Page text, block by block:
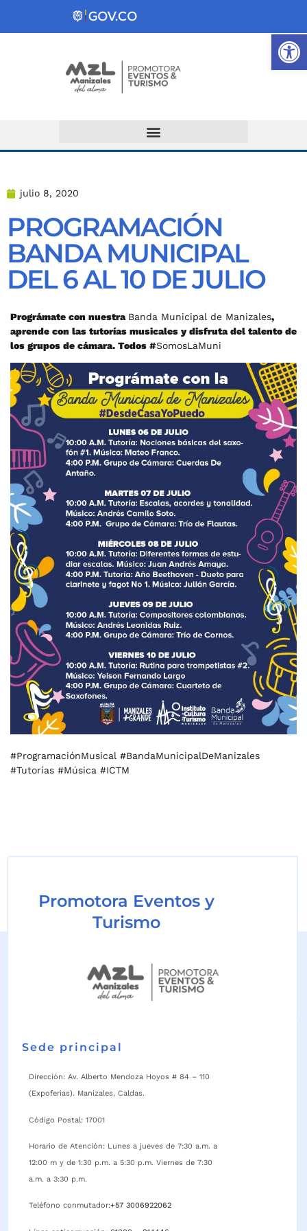
julio 8, 2020
PROGRAMACIÓN
BANDA MUNICIPAL
DEL 6 AL 10 DE JULIO
Prográmate con nuestra Banda Municipal de Manizales,
aprende con las tutorías musicales y disfruta del talento de
los grupos de cámara. Todos #SomosLaMuni
#ProgramaciónMusical #BandaMunicipalDeManizales
#Tutorías #Música #ICTM
Promotora Eventos y
Turismo
Sede principal
Dirección: Av. Alberto Mendoza Hoyos # 84 – 110
(Expoferias). Manizales, Caldas.
Código Postal: 17001
Horario de Atención: Lunes a jueves de 7:30 a.m. a
12:00 m y de 1:30 p.m. a 5:30 p.m. Viernes de 7:30
a.m. a 3:30 p.m.
Teléfono conmutador:+57 3006922062